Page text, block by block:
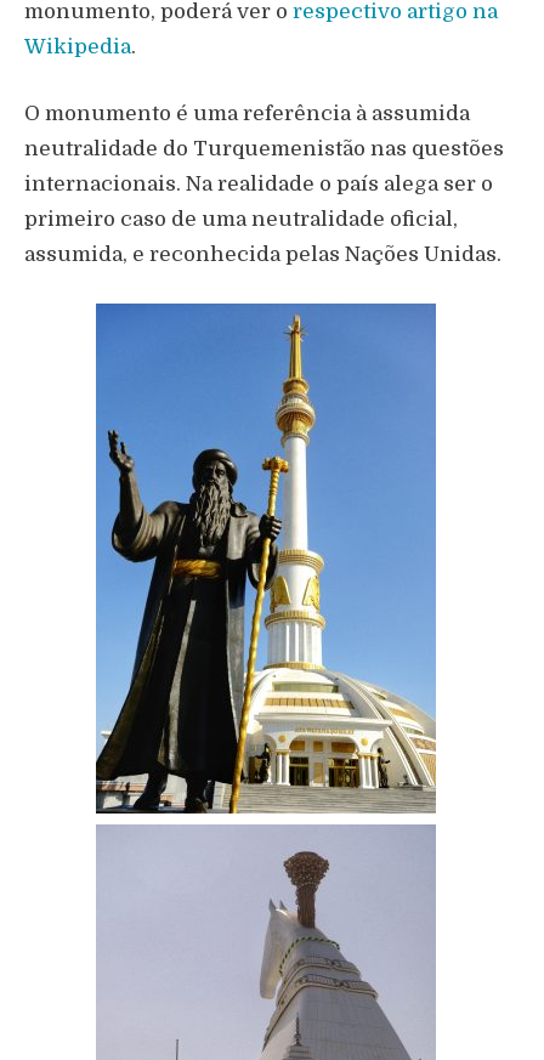
monumento, poderá ver o respectivo artigo na
Wikipedia.
O monumento é uma referência à assumida
neutralidade do Turquemenistão nas questões
internacionais. Na realidade o país alega ser o
primeiro caso de uma neutralidade oficial,
assumida, e reconhecida pelas Nações Unidas.